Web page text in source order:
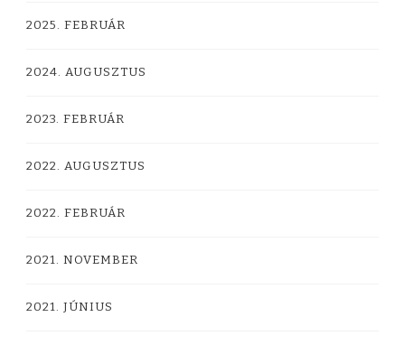
2025. FEBRUÁR
2024. AUGUSZTUS
2023. FEBRUÁR
2022. AUGUSZTUS
2022. FEBRUÁR
2021. NOVEMBER
2021. JÚNIUS